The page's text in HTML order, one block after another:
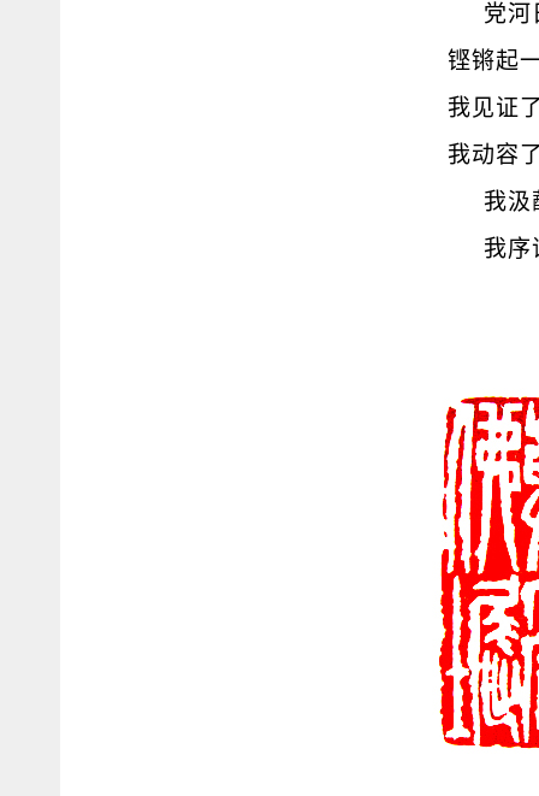
党河
铿锵起
我见证
我动容
我汲
我序